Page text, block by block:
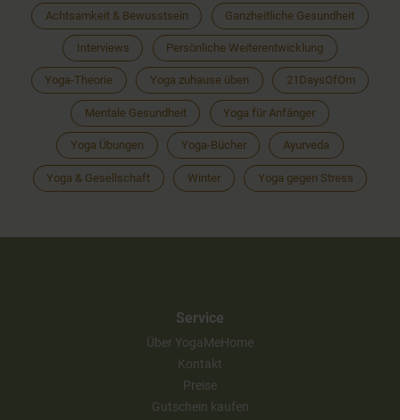
Achtsamkeit & Bewusstsein Ganzheitliche Gesundheit
Interviews Persönliche Weiterentwicklung
Yoga-Theorie Yoga zuhause üben 21DaysOfOm
Mentale Gesundheit Yoga für Anfänger
Yoga Übungen Yoga-Bücher Ayurveda
Yoga & Gesellschaft Winter Yoga gegen Stress
Service
Über YogaMeHome
Kontakt
Preise
Gutschein kaufen